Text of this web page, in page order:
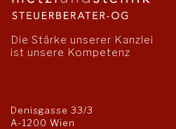
Die Stärke unserer Kanzlei
ist unsere Kompetenz
Denisgasse 33/3
A-1200 Wien